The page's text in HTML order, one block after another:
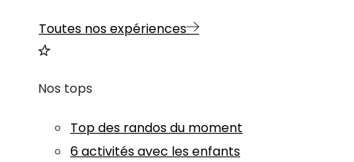
Toutes nos expériences
Nos tops
Top des randos du moment
6 activités avec les enfants